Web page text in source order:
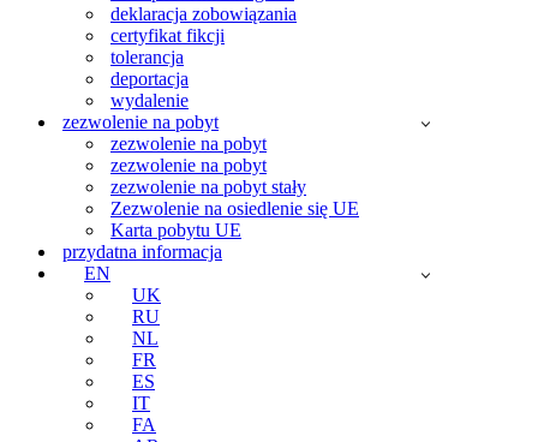
deklaracja zobowiązania
certyfikat fikcji
tolerancja
deportacja
wydalenie
zezwolenie na pobyt
zezwolenie na pobyt
zezwolenie na pobyt
zezwolenie na pobyt stały
Zezwolenie na osiedlenie się UE
Karta pobytu UE
przydatna informacja
EN
UK
RU
NL
FR
ES
IT
FA